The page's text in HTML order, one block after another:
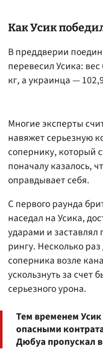
Как Усик
В преддверии
перевесил Усика:
кг, а украинца —
Многие эксперты
навяжет серьезную
сопернику, который
поначалу казалось,
оправдывает себя.
С первого раунда
наседал на Усика,
ударами и
рингу. Несколько
соперника возле
ускользнуть за счет
серьезного урона.
Тем временем
опасными
Дюбуа пропускал